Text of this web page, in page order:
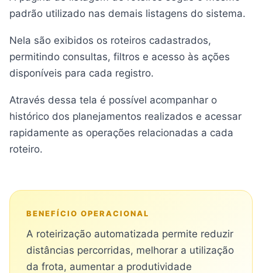
padrão utilizado nas demais listagens do sistema.
Nela são exibidos os roteiros cadastrados,
permitindo consultas, filtros e acesso às ações
disponíveis para cada registro.
Através dessa tela é possível acompanhar o
histórico dos planejamentos realizados e acessar
rapidamente as operações relacionadas a cada
roteiro.
BENEFÍCIO OPERACIONAL
A roteirização automatizada permite reduzir
distâncias percorridas, melhorar a utilização
da frota, aumentar a produtividade